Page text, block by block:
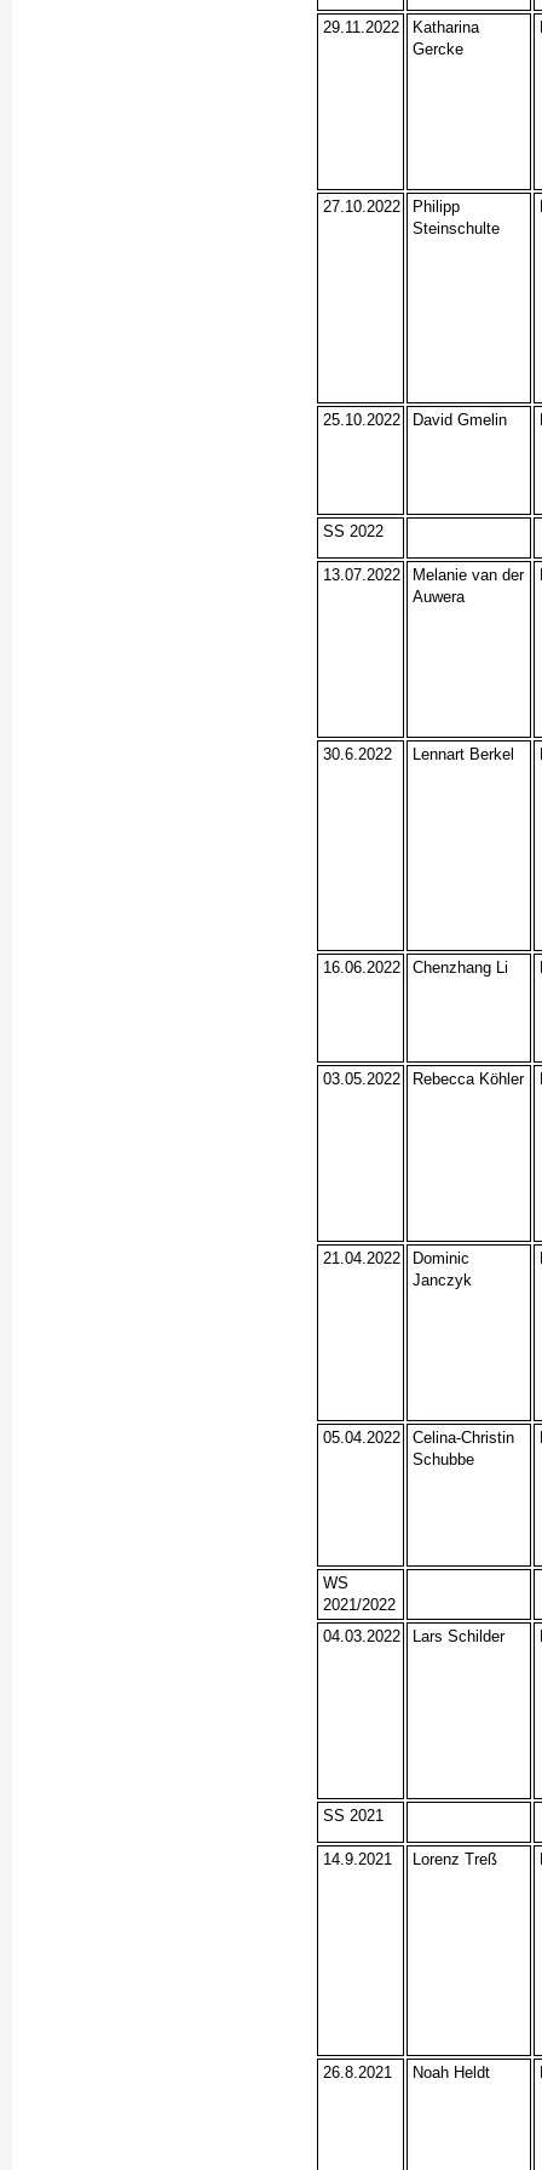
29.11.2022
Katharina
Gercke
27.10.2022
Philipp
Steinschulte
25.10.2022 David Gmelin
SS 2022
13.07.2022
Melanie van der
Auwera
30.6.2022 Lennart Berkel
16.06.2022 Chenzhang Li
03.05.2022 Rebecca Köhler
21.04.2022
Dominic
Janczyk
05.04.2022
Celina-Christin
Schubbe
WS
2021/2022
04.03.2022
Lars Schilder
SS 2021
14.9.2021 Lorenz Treß
26.8.2021 Noah Heldt